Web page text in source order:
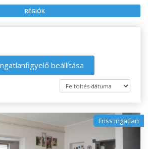
RÉGIÓK
beállítása
Friss ingatlan